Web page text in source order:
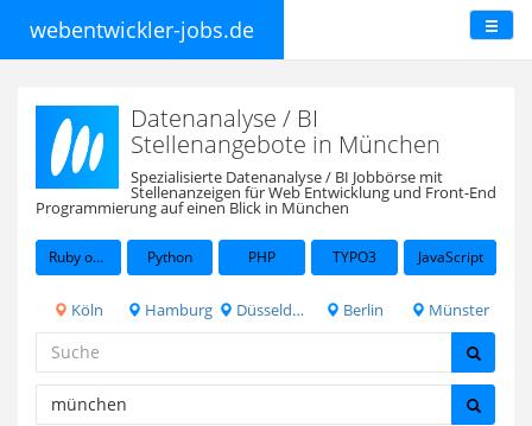
webentwickler-jobs.de
Datenanalyse / BI
Stellenangebote in München
Spezialisierte Datenanalyse / BI Jobbörse mit
Stellenanzeigen für Web Entwicklung und Front-End
Programmierung auf einen Blick in München
Ruby on Rails Python PHP TYPO3 JavaScript
Köln Hamburg Düsseldorf Berlin Münster